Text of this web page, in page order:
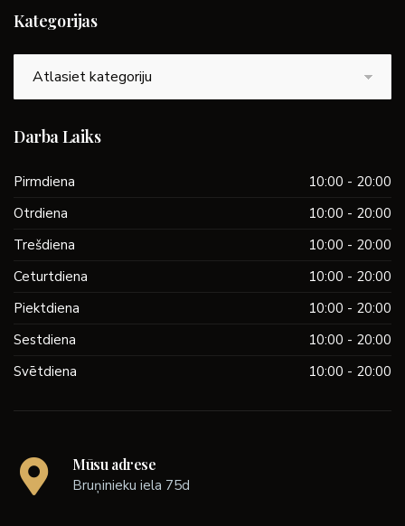
Kategorijas
Darba Laiks
Pirmdiena
10:00 - 20:00
Otrdiena
10:00 - 20:00
Trešdiena
10:00 - 20:00
Ceturtdiena
10:00 - 20:00
Piektdiena
10:00 - 20:00
Sestdiena
10:00 - 20:00
Svētdiena
10:00 - 20:00
Mūsu adrese
Bruņinieku iela 75d